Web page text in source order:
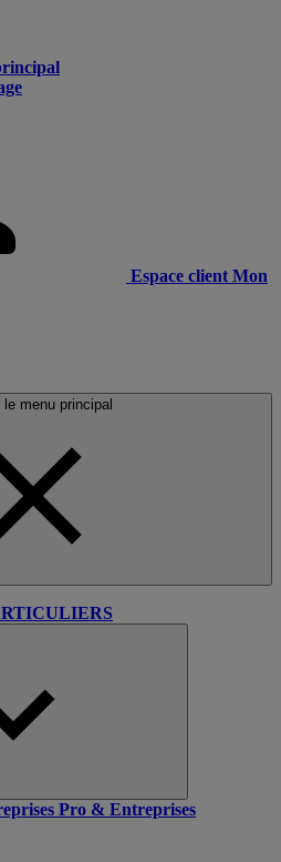
Espace client Mon
le menu principal
Pro & Entreprises